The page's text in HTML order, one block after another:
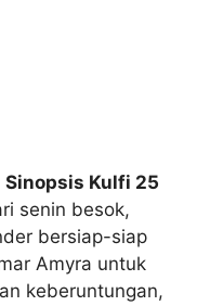
Sinopsis Kulfi 25
senin besok,
bersiap-siap
Amyra untuk
keberuntungan,